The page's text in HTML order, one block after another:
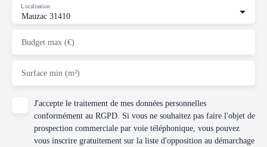
Mauzac 31410
Localisation
Budget max (€)
Surface min (m²)
J'accepte le traitement de mes données personnelles
conformément au RGPD. Si vous ne souhaitez pas faire l'objet de
prospection commerciale par voie téléphonique, vous pouvez
vous inscrire gratuitement sur la liste d'opposition au démarchage